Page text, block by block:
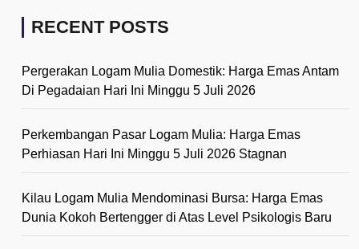
RECENT POSTS
Pergerakan Logam Mulia Domestik: Harga Emas Antam
Di Pegadaian Hari Ini Minggu 5 Juli 2026
Perkembangan Pasar Logam Mulia: Harga Emas
Perhiasan Hari Ini Minggu 5 Juli 2026 Stagnan
Kilau Logam Mulia Mendominasi Bursa: Harga Emas
Dunia Kokoh Bertengger di Atas Level Psikologis Baru